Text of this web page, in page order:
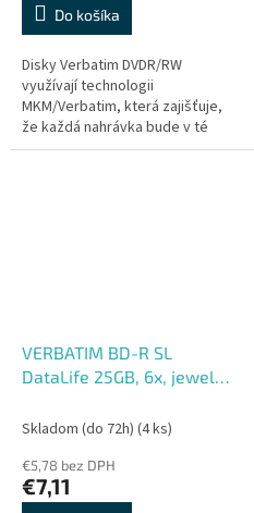
Do košíka
Disky Verbatim DVDR/RW
využívají technologii
MKM/Verbatim, která zajišťuje,
že každá nahrávka bude v té
nejvyšší kvalitě. Díky
VERBATIM BD-R SL
DataLife 25GB, 6x, jewel
Skladom (do 72h) (4 ks)
€5,78 bez DPH
€7,11